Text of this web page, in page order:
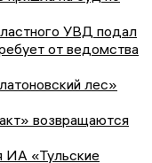
УВД подал
от ведомства
лес»
возвращаются
ИА «Тульские